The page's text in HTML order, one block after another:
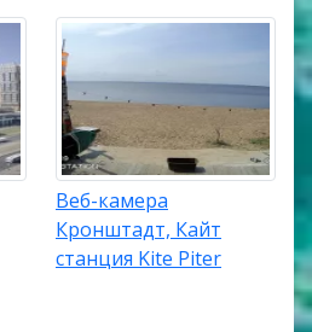
Веб-камера
Кронштадт, Кайт
станция Kite Piter